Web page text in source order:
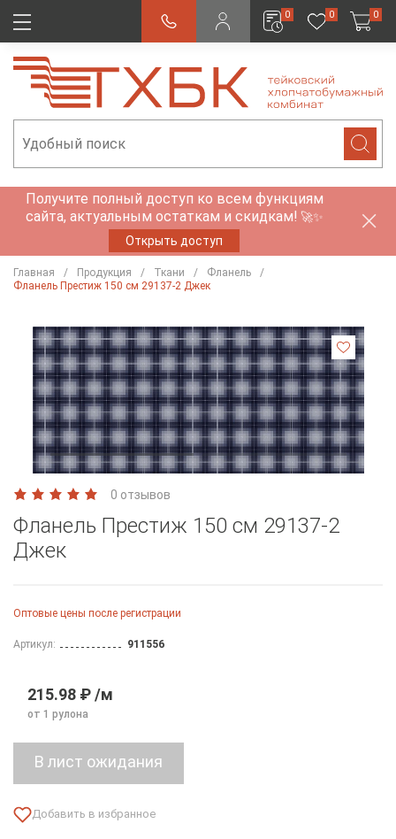
0 0 0
Получите полный доступ ко всем функциям
сайта, актуальным остаткам и скидкам! 🚀✨
Открыть доступ
Главная Продукция Ткани
Фланель
Фланель Престиж 150 см 29137-2 Джек
0 отзывов
Фланель Престиж 150 см 29137-2
Джек
Оптовые цены после регистрации
Артикул: 911556
215.98 ₽ /м
от 1 рулона